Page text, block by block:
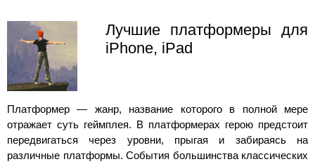
Лучшие платформеры для
iPhone, iPad
Платформер — жанр, название которого в полной мере
отражает суть геймплея. В платформерах герою предстоит
передвигаться через уровни, прыгая и забираясь на
различные платформы. События большинства классических